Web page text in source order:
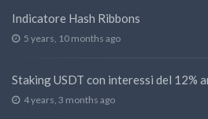
Indicatore Hash Ribbons
5 years, 10 months ago
Staking USDT con interessi del 12%
4 years, 3 months ago